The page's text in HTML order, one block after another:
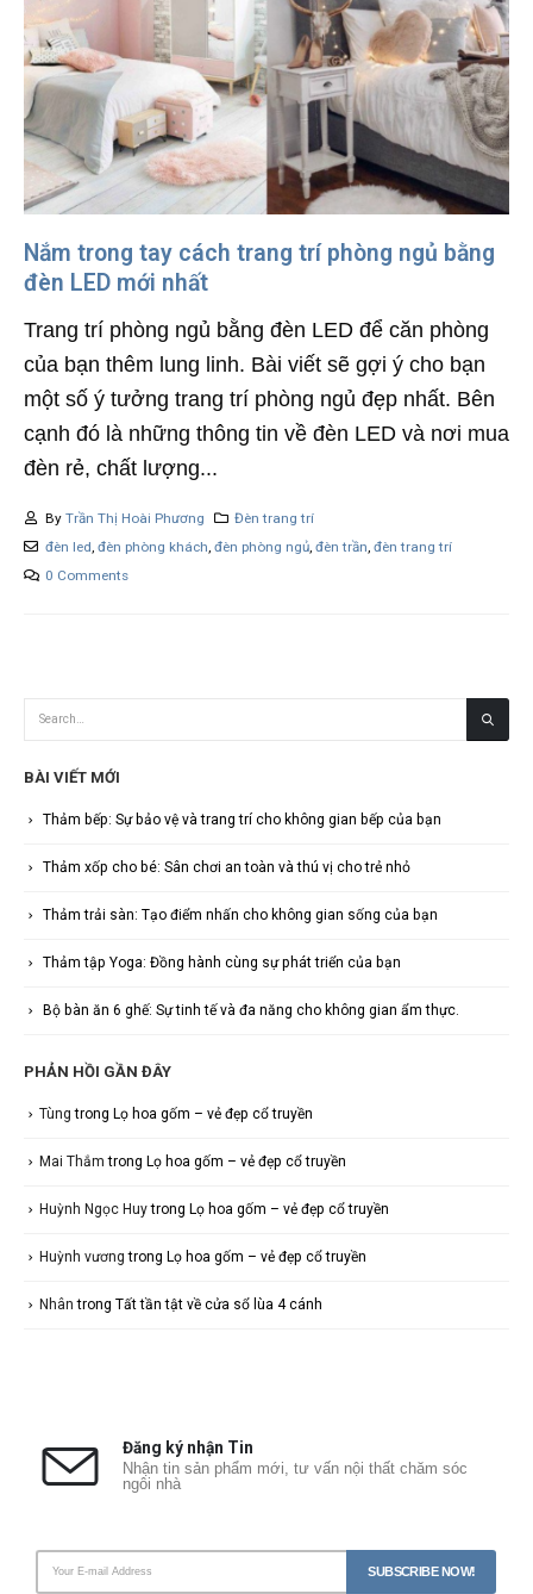
Nắm trong tay cách trang trí phòng ngủ bằng
đèn LED mới nhất
Trang trí phòng ngủ bằng đèn LED để căn phòng
của bạn thêm lung linh. Bài viết sẽ gợi ý cho bạn
một số ý tưởng trang trí phòng ngủ đẹp nhất. Bên
cạnh đó là những thông tin về đèn LED và nơi mua
đèn rẻ, chất lượng...
By Trần Thị Hoài Phương
Đèn trang trí
đèn led, đèn phòng khách, đèn phòng ngủ, đèn trần, đèn trang trí
0 Comments
BÀI VIẾT MỚI
Thảm bếp: Sự bảo vệ và trang trí cho không gian bếp của bạn
Thảm xốp cho bé: Sân chơi an toàn và thú vị cho trẻ nhỏ
Thảm trải sàn: Tạo điểm nhấn cho không gian sống của bạn
Thảm tập Yoga: Đồng hành cùng sự phát triển của bạn
Bộ bàn ăn 6 ghế: Sự tinh tế và đa năng cho không gian ẩm thực.
PHẢN HỒI GẦN ĐÂY
Tùng trong Lọ hoa gốm – vẻ đẹp cổ truyền
Mai Thắm trong Lọ hoa gốm – vẻ đẹp cổ truyền
Huỳnh Ngọc Huytrong Lọ hoa gốm – vẻ đẹp cổ truyền
Huỳnh vương trong Lọ hoa gốm – vẻ đẹp cổ truyền
Nhân trong Tất tần tật về cửa sổ lùa 4 cánh
Đăng ký nhận Tin
Nhận tin sản phẩm mới, tư vấn nội thất chăm sóc
ngôi nhà